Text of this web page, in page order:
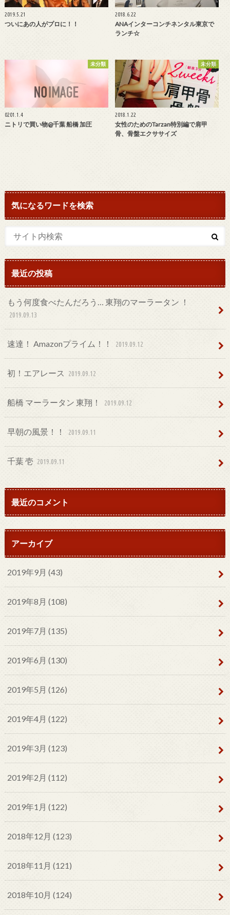
2019.5.21
ついにあの人がプロに！！
2018.6.22
ANAインターコンチネンタル東京で
ランチ☆
未分類
0201.1.4
ニトリで買い物@千葉 船橋 加圧
未分類
2018.1.22
女性のためのTarzan特別編で肩甲
骨、骨盤エクササイズ
気になるワードを検索
最近の投稿
もう何度食べたんだろう… 東翔のマーラータン ！
2019.09.13
速達！ Amazonプライム！！ 2019.09.12
初！エアレース 2019.09.12
船橋 マーラータン 東翔！ 2019.09.12
早朝の風景！！ 2019.09.11
千葉 壱 2019.09.11
最近のコメント
アーカイブ
2019年9月 (43)
2019年8月 (108)
2019年7月 (135)
2019年6月 (130)
2019年5月 (126)
2019年4月 (122)
2019年3月 (123)
2019年2月 (112)
2019年1月 (122)
2018年12月 (123)
2018年11月 (121)
2018年10月 (124)